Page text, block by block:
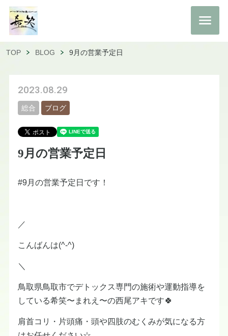
TOP BLOG 9月の営業予定日
2023.08.29
総合 ブログ
9月の営業予定日
#9月の営業予定日です！
／
こんばんは(^-^)
＼
鳥取県鳥取市でデトックス専門の施術や運動指導を
している希笑〜まれえ〜の西尾アキです🍀
肩首コリ・片頭痛・頭や四肢のむくみが気になる方